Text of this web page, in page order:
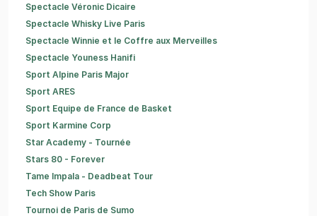
Spectacle Véronic Dicaire
Spectacle Whisky Live Paris
Spectacle Winnie et le Coffre aux Merveilles
Spectacle Youness Hanifi
Sport Alpine Paris Major
Sport ARES
Sport Equipe de France de Basket
Sport Karmine Corp
Star Academy - Tournée
Stars 80 - Forever
Tame Impala - Deadbeat Tour
Tech Show Paris
Tournoi de Paris de Sumo